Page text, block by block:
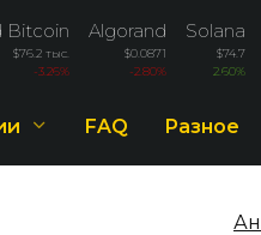
Bitcoin
$76.2 тыс.
-3.26%
Algorand
$0.0871
-2.80%
Solana
$74.7
2.60%
FAQ Разное